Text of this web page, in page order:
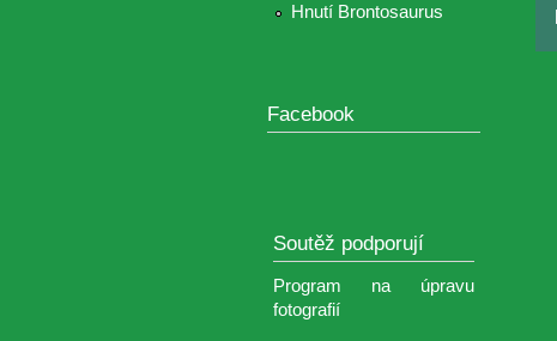
Hnutí Brontosaurus
Facebook
Soutěž podporují
Program na úpravu
fotografií